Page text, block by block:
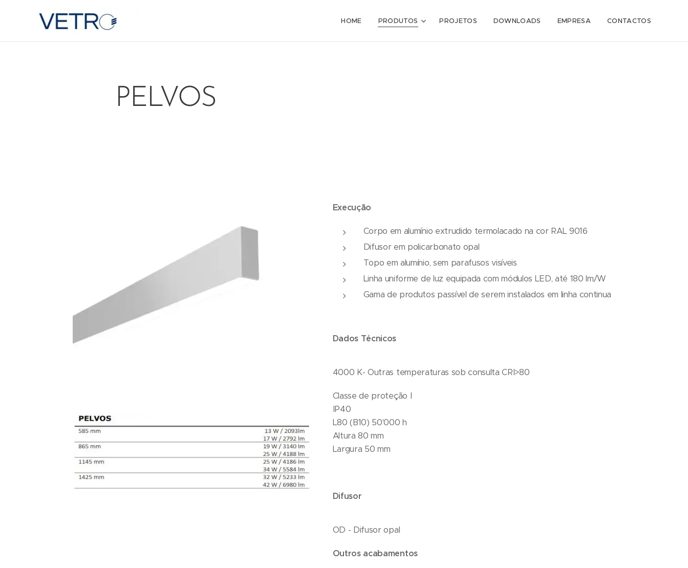
HOME PRODUTOS PROJETOS DOWNLOADS EMPRESA CONTACTOS
PELVOS
Execução
Corpo em alumínio extrudido termolacado na cor RAL 9016
Difusor em policarbonato opal
Topo em alumínio, sem parafusos visíveis
Linha uniforme de luz equipada com módulos LED, até 180 lm/W
Gama de produtos passível de serem instalados em linha continua
Dados Técnicos
4000 K- Outras temperaturas sob consulta CRI>80
Classe de proteção I
IP40
L80 (B10) 50'000 h
Altura 80 mm
Largura 50 mm
Difusor
OD - Difusor opal
Outros acabamentos